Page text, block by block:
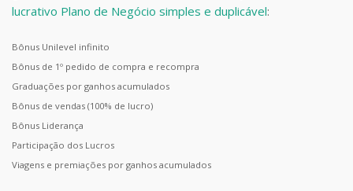
lucrativo Plano de Negócio simples e duplicável:
Bônus Unilevel infinito
Bônus de 1º pedido de compra e recompra
Graduações por ganhos acumulados
Bônus de vendas (100% de lucro)
Bônus Liderança
Participação dos Lucros
Viagens e premiações por ganhos acumulados